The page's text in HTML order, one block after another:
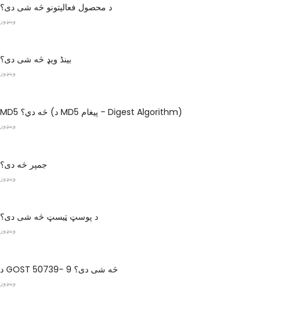
د محصول فعالیتونو څه شی دی؟
وینډوز
بینڈ ویډ څه شی دی؟
وینډوز
MD5 څه دي؟ (د MD5 پیغام - Digest Algorithm)
وینډوز
جمپر څه دی؟
وینډوز
د پوسټ ټیسټ څه شی دی؟
وینډوز
د GOST 50739- 9 څه شی دی؟
وینډوز